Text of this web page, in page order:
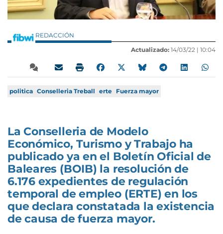
REDACCIÓN
Actualizado: 14/03/22 | 10:04
politica Conselleria Treball erte Fuerza mayor
La Conselleria de Modelo
Económico, Turismo y Trabajo ha
publicado ya en el Boletín Oficial de
Baleares (BOIB) la resolución de
6.176 expedientes de regulación
temporal de empleo (ERTE) en los
que declara constatada la existencia
de causa de fuerza mayor.